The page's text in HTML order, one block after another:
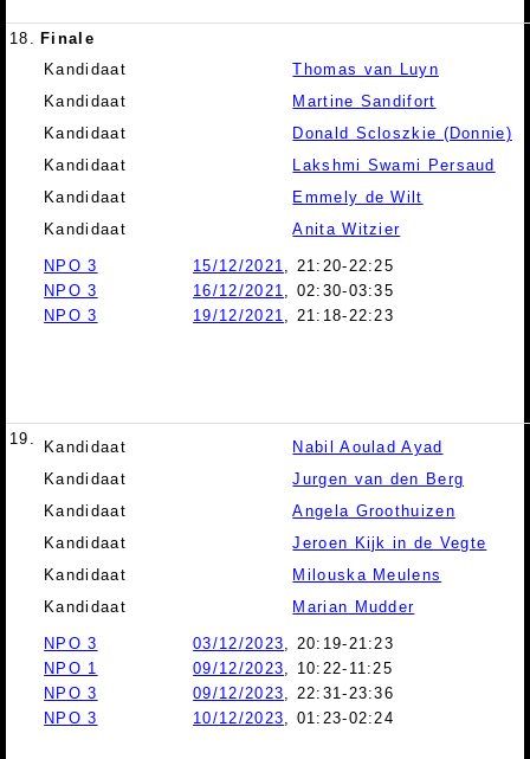
18. Finale
Kandidaat
Thomas van Luyn
Kandidaat
Martine Sandifort
Kandidaat
Donald Scloszkie (Donnie)
Kandidaat
Lakshmi Swami Persaud
Kandidaat
Emmely de Wilt
Kandidaat
Anita Witzier
NPO 3 15/12/2021, 21:20-22:25
NPO 3
16/12/2021, 02:30-03:35
NPO 3
19/12/2021, 21:18-22:23
19. Kandidaat
Nabil Aoulad Ayad
Kandidaat
Jurgen van den Berg
Kandidaat
Angela Groothuizen
Kandidaat
Jeroen Kijk in de Vegte
Kandidaat
Milouska Meulens
Kandidaat
Marian Mudder
NPO 3 03/12/2023, 20:19-21:23
NPO 1
09/12/2023, 10:22-11:25
NPO 3
09/12/2023, 22:31-23:36
NPO 3
10/12/2023, 01:23-02:24